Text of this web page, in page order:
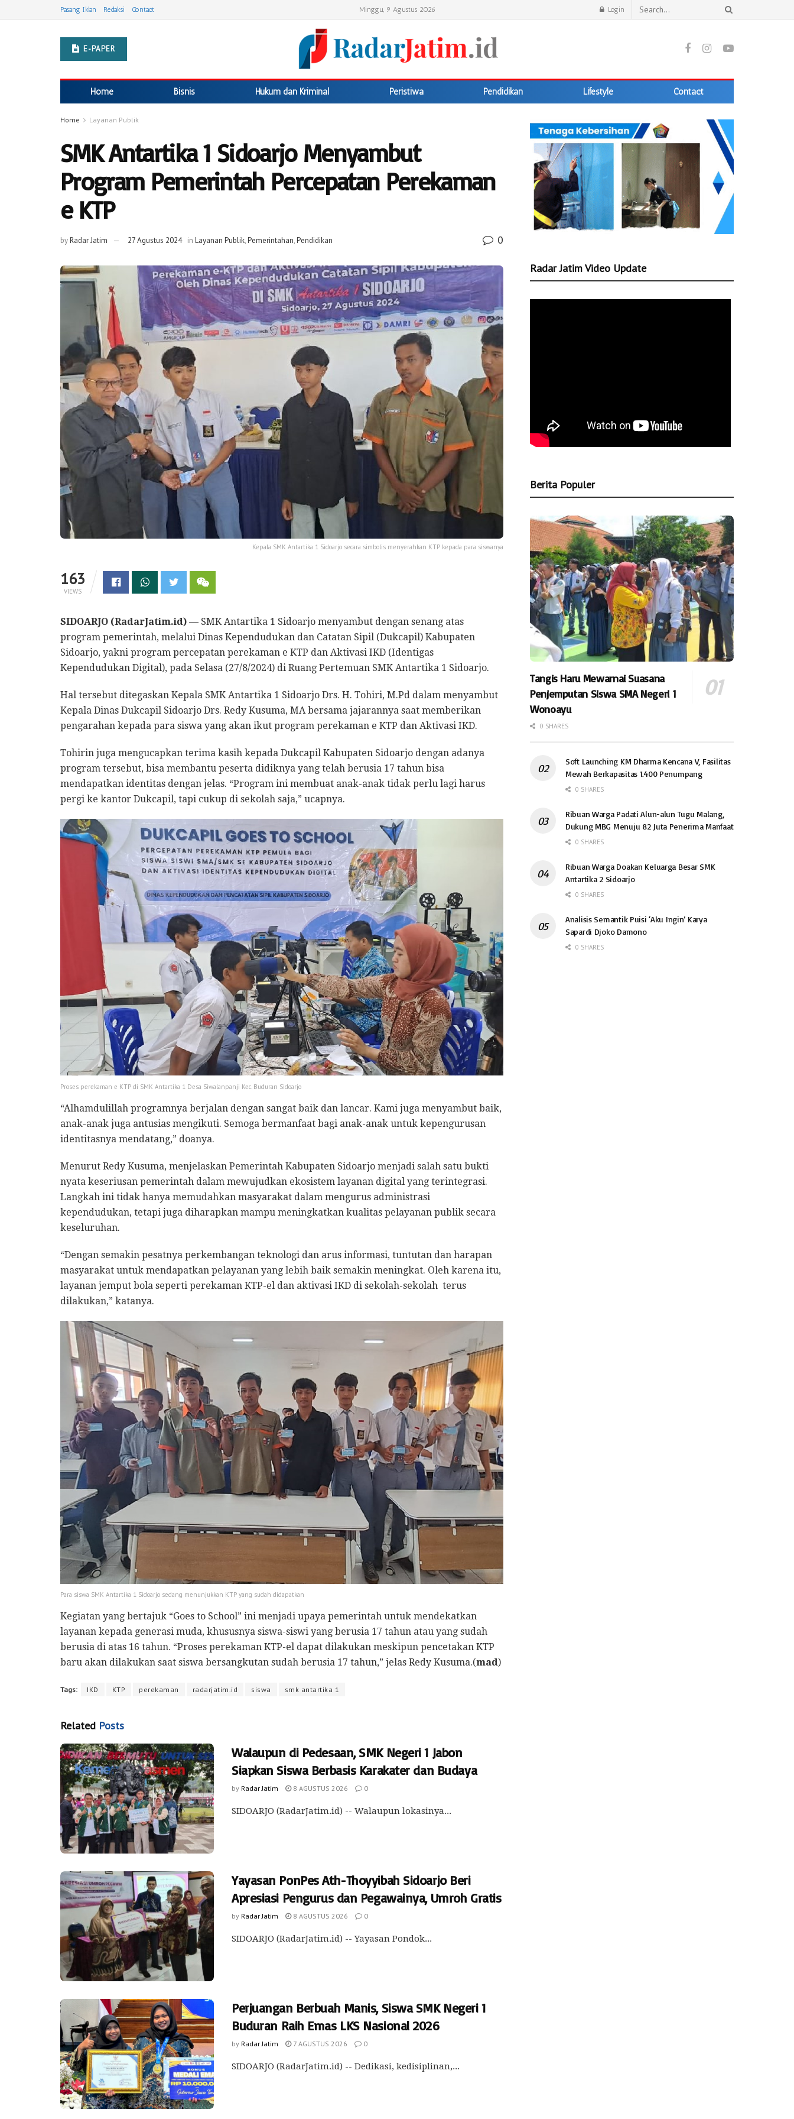
Pasang Iklan Redaksi Contact Minggu, 9 Agustus 2026 Login
E-PAPER
Home Bisnis Hukum dan Kriminal Peristiwa Pendidikan Lifestyle Contact
Home Layanan Publik
SMK Antartika 1 Sidoarjo Menyambut
Program Pemerintah Percepatan Perekaman
e KTP
byRadar Jatim 27 Agustus 2024 in Layanan Publik,Pemerintahan,Pendidikan 0
Kepala SMK Antartika 1 Sidoarjo secara simbolis menyerahkan KTP kepada para siswanya
163
VIEWS
SIDOARJO (RadarJatim.id) — SMK Antartika 1 Sidoarjo menyambut dengan senang atas
program pemerintah, melalui Dinas Kependudukan dan Catatan Sipil (Dukcapil) Kabupaten
Sidoarjo, yakni program percepatan perekaman e KTP dan Aktivasi IKD (Identigas
Kependudukan Digital), pada Selasa (27/8/2024) di Ruang Pertemuan SMK Antartika 1 Sidoarjo.
Hal tersebut ditegaskan Kepala SMK Antartika 1 Sidoarjo Drs. H. Tohiri, M.Pd dalam menyambut
Kepala Dinas Dukcapil Sidoarjo Drs. Redy Kusuma, MA bersama jajarannya saat memberikan
pengarahan kepada para siswa yang akan ikut program perekaman e KTP dan Aktivasi IKD.
Tohirin juga mengucapkan terima kasih kepada Dukcapil Kabupaten Sidoarjo dengan adanya
program tersebut, bisa membantu peserta didiknya yang telah berusia 17 tahun bisa
mendapatkan identitas dengan jelas. “Program ini membuat anak-anak tidak perlu lagi harus
pergi ke kantor Dukcapil, tapi cukup di sekolah saja,” ucapnya.
Proses perekaman e KTP di SMK Antartika 1 Desa Siwalanpanji Kec. Buduran Sidoarjo
“Alhamdulillah programnya berjalan dengan sangat baik dan lancar. Kami juga menyambut baik,
anak-anak juga antusias mengikuti. Semoga bermanfaat bagi anak-anak untuk kepengurusan
identitasnya mendatang,” doanya.
Menurut Redy Kusuma, menjelaskan Pemerintah Kabupaten Sidoarjo menjadi salah satu bukti
nyata keseriusan pemerintah dalam mewujudkan ekosistem layanan digital yang terintegrasi.
Langkah ini tidak hanya memudahkan masyarakat dalam mengurus administrasi
kependudukan, tetapi juga diharapkan mampu meningkatkan kualitas pelayanan publik secara
keseluruhan.
“Dengan semakin pesatnya perkembangan teknologi dan arus informasi, tuntutan dan harapan
masyarakat untuk mendapatkan pelayanan yang lebih baik semakin meningkat. Oleh karena itu,
layanan jemput bola seperti perekaman KTP-el dan aktivasi IKD di sekolah-sekolah terus
dilakukan,” katanya.
Para siswa SMK Antartika 1 Sidoarjo sedang menunjukkan KTP yang sudah didapatkan
Kegiatan yang bertajuk “Goes to School” ini menjadi upaya pemerintah untuk mendekatkan
layanan kepada generasi muda, khususnya siswa-siswi yang berusia 17 tahun atau yang sudah
berusia di atas 16 tahun. “Proses perekaman KTP-el dapat dilakukan meskipun pencetakan KTP
baru akan dilakukan saat siswa bersangkutan sudah berusia 17 tahun,” jelas Redy Kusuma.(mad)
Tags: IKD KTP perekaman radarjatim.id siswa smk antartika 1
Related Posts
Walaupun di Pedesaan, SMK Negeri 1 Jabon
Siapkan Siswa Berbasis Karakater dan Budaya
by Radar Jatim 8 AGUSTUS 2026 0
SIDOARJO (RadarJatim.id) -- Walaupun lokasinya...
Yayasan PonPes Ath-Thoyyibah Sidoarjo Beri
Apresiasi Pengurus dan Pegawainya, Umroh Gratis
by Radar Jatim 8 AGUSTUS 2026 0
SIDOARJO (RadarJatim.id) -- Yayasan Pondok...
Perjuangan Berbuah Manis, Siswa SMK Negeri 1
Buduran Raih Emas LKS Nasional 2026
by Radar Jatim 7 AGUSTUS 2026 0
SIDOARJO (RadarJatim.id) -- Dedikasi, kedisiplinan,...
Radar Jatim Video Update
Berita Populer
Tangis Haru Mewarnai Suasana
Penjemputan Siswa SMA Negeri 1
Wonoayu
0 SHARES
Soft Launching KM Dharma Kencana V, Fasilitas
Mewah Berkapasitas 1.400 Penumpang
0 SHARES
Ribuan Warga Padati Alun-alun Tugu Malang,
Dukung MBG Menuju 82 Juta Penerima Manfaat
0 SHARES
Ribuan Warga Doakan Keluarga Besar SMK
Antartika 2 Sidoarjo
0 SHARES
Analisis Semantik Puisi ‘Aku Ingin’ Karya
Sapardi Djoko Damono
0 SHARES